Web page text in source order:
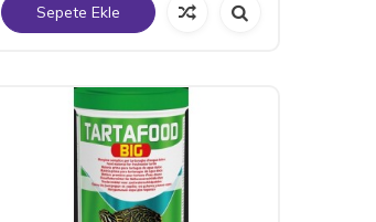
Sepete Ekle